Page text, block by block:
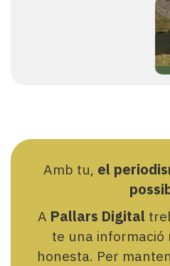
Amb tu, el
A Pallars Digital
te una informació
honesta. Per